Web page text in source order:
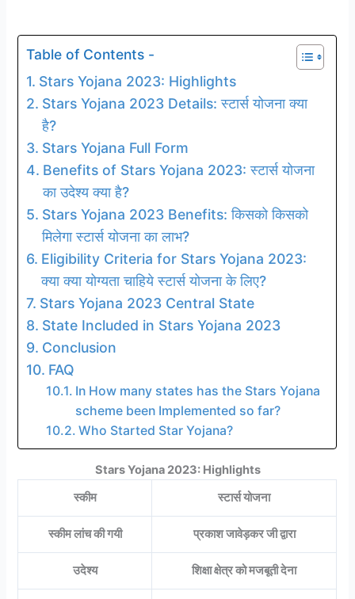
Table of Contents -
Stars Yojana 2023: Highlights
Stars Yojana 2023 Details: स्टार्स योजना क्या
है?
Stars Yojana Full Form
Benefits of Stars Yojana 2023: स्टार्स योजना
का उदेश्य क्या है?
Stars Yojana 2023 Benefits: किसको किसको
मिलेगा स्टार्स योजना का लाभ?
Eligibility Criteria for Stars Yojana 2023:
क्या क्या योग्यता चाहिये स्टार्स योजना के लिए?
Stars Yojana 2023 Central State
State Included in Stars Yojana 2023
Conclusion
FAQ
In How many states has the Stars Yojana
scheme been Implemented so far?
Who Started Star Yojana?
Stars Yojana 2023: Highlights
स्कीम
स्टार्स योजना
स्कीम लांच की गयी प्रकाश जावेड़कर जी द्वारा
उदेश्य शिक्षा क्षेत्र को मजबूती देना